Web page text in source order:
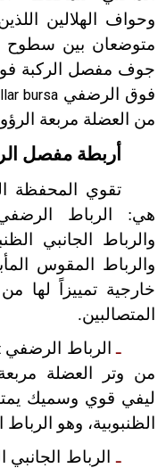
وحواف الهلالين
متوضعان بين سطوح
جوف مفصل الركبة
فوق الرضفي bursa
من العضلة مربعة
أربطة مفصل
تقوي المحفظة
هي: الرباط
والرباط الجانبي
والرباط المقوس
خارجية تمييزاً لها
المتصالبين.
ـالرباط الرضفي
من وتر العضلة
ليفي قوي وسميك
الظنبوبية، وهو
ـالرباط